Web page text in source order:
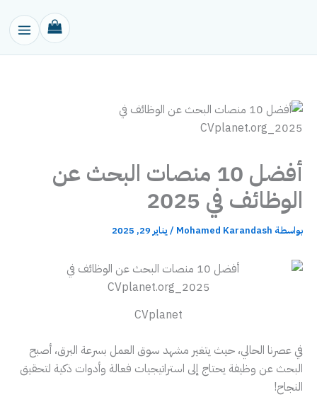
أفضل 10 منصات البحث عن
الوظائف في 2025
بواسطة Mohamed Karandash
/ يناير 29, 2025
CVplanet
في عصرنا الحالي، حيث يتغير مشهد سوق العمل بسرعة البرق، أصبح
البحث عن وظيفة يحتاج إلى استراتيجيات فعالة وأدوات ذكية لتحقيق
النجاح!